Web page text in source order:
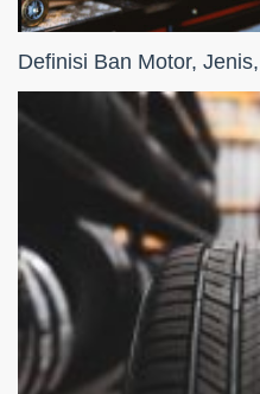
Definisi Ban Motor,